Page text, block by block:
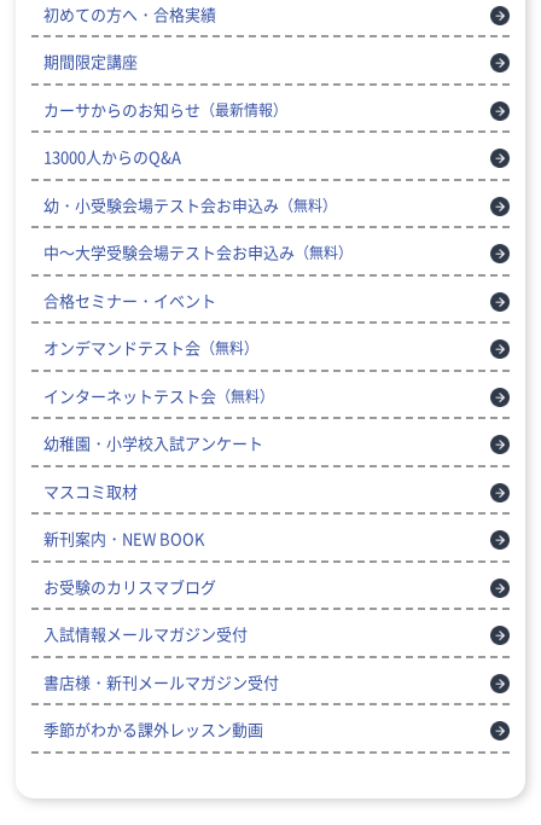
初めての方へ・合格実績
期間限定講座
カーサからのお知らせ （最新情報）
13000人からのQ&A
幼・小受験会場テスト会お申込み （無料）
中～大学受験会場テスト会お申込み （無料）
合格セミナー・イベント
オンデマンドテスト会 （無料）
インターネットテスト会 （無料）
幼稚園・小学校入試アンケート
マスコミ取材
新刊案内・NEW BOOK
お受験のカリスマブログ
入試情報メールマガジン受付
書店様・新刊メールマガジン受付
季節がわかる課外レッスン動画